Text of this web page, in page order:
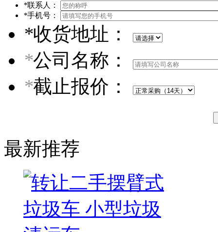
*联系人：
*手机号：
*收货地址：
*公司名称：
*截止报价：
最新推荐